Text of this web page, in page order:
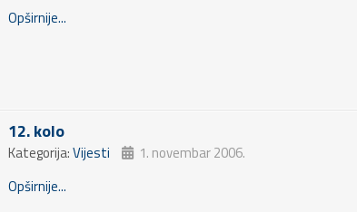
Opširnije...
12. kolo
Kategorija:Vijesti
1. novembar 2006.
Opširnije...